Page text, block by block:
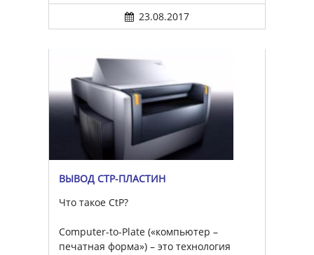
23.08.2017
ВЫВОД CTP-ПЛАСТИН
Что такое CtP?
Computer-to-Plate («компьютер –
печатная форма») – это технология